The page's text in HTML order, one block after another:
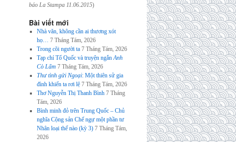
báo La Stampa 11.06.2015)
Bài viết mới
Nhà văn, không cần ai thương xót
họ… 7 Tháng Tám, 2026
Trong cõi người ta 7 Tháng Tám, 2026
Tạp chí Tổ Quốc và truyện ngắnAnh
Cò Lấm 7 Tháng Tám, 2026
Thư tình gửi Ngoại: Một thiên sử gia
đình khiến ta rơi lệ 7 Tháng Tám, 2026
Thơ Nguyễn Thị Thanh Bình 7 Tháng
Tám, 2026
Bình minh đỏ trên Trung Quốc – Chủ
nghĩa Cộng sản Chế ngự một phần tư
Nhân loại thế nào (kỳ 3) 7 Tháng Tám,
2026